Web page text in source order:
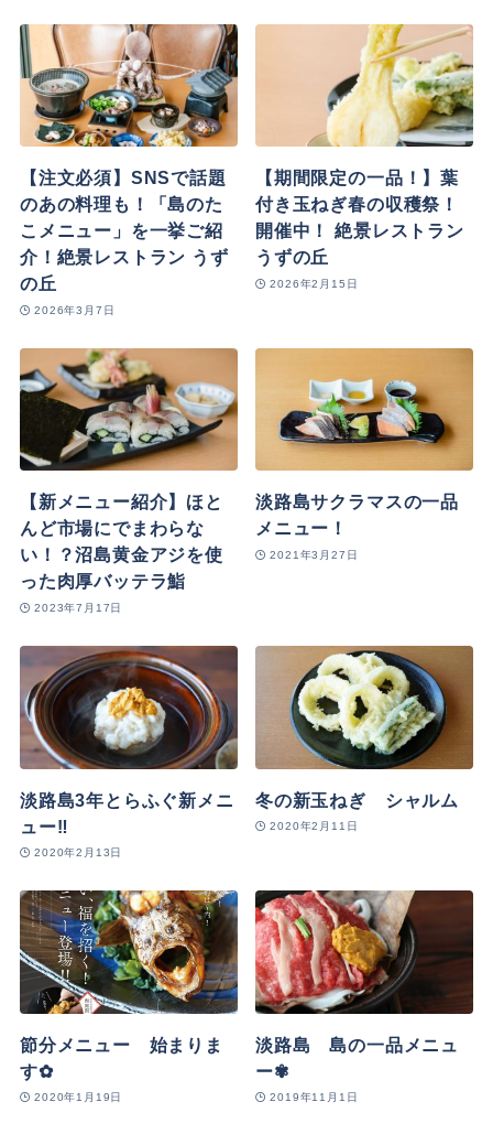
【注文必須】SNSで話題
のあの料理も！「島のた
こメニュー」を一挙ご紹
介！絶景レストラン うず
の丘
2026年3月7日
【期間限定の一品！】葉
付き玉ねぎ春の収穫祭！
開催中！ 絶景レストラン
うずの丘
2026年2月15日
【新メニュー紹介】ほと
んど市場にでまわらな
い！？沼島黄金アジを使
った肉厚バッテラ鮨
2023年7月17日
淡路島サクラマスの一品
メニュー！
2021年3月27日
淡路島3年とらふぐ新メニ
ュー‼
2020年2月13日
冬の新玉ねぎ シャルム
2020年2月11日
節分メニュー 始まりま
す✿
2020年1月19日
淡路島 島の一品メニュ
ー✾
2019年11月1日